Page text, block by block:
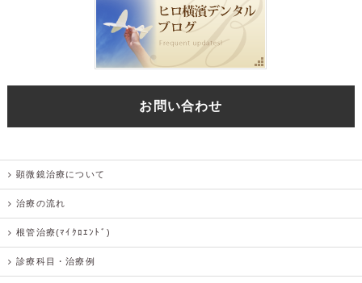
お問い合わせ
顕微鏡治療について
治療の流れ
根管治療(ﾏｲｸﾛｴﾝﾄﾞ)
診療科目・治療例